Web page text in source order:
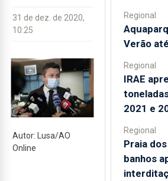
31 de dez. de 2020,
10:25
Autor: Lusa/AO
Online
Regional
Verão
Regional
IRAE
2021 e
Regional
Praia
banhos